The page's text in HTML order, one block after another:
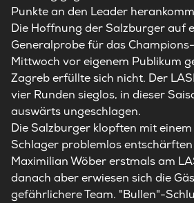
Punkte an den Leader
Die Hoffnung der Salzburger auf
Generalprobe für das
Mittwoch vor eigenem Publikum
Zagreb erfüllte sich nicht. Der
vier Runden sieglos, in dieser
auswärts ungeschlagen.
Die Salzburger klopften mit
Schlager problemlos
Maximilian Wöber erstmals am
danach aber erwiesen sich die
gefährlichere Team. "Bullen"-